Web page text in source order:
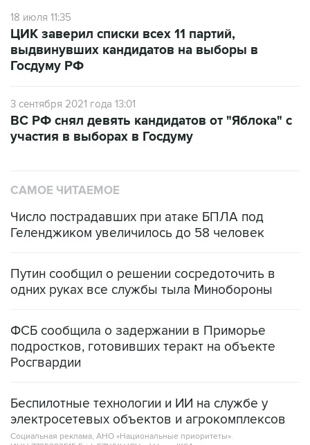
18 июля 11:35
ЦИК заверил списки всех 11 партий,
выдвинувших кандидатов на выборы в
Госдуму РФ
3 сентября 2021 года 13:01
ВС РФ снял девять кандидатов от "Яблока" с
участия в выборах в Госдуму
САМОЕ ЧИТАЕМОЕ
Число пострадавших при атаке БПЛА под
Геленджиком увеличилось до 58 человек
Путин сообщил о решении сосредоточить в
одних руках все службы тыла Минобороны
ФСБ сообщила о задержании в Приморье
подростков, готовивших теракт на объекте
Росгвардии
Беспилотные технологии и ИИ на службе у
электросетевых объектов и агрокомплексов
Социальная реклама, АНО «Национальные приоритеты».